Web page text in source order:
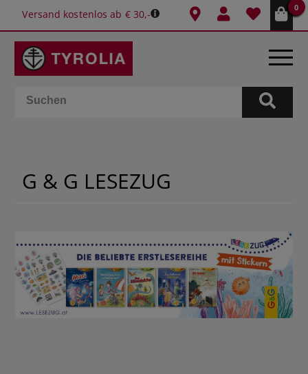
Versand kostenlos ab € 30,-
0
BÜCHER
SPIELE
GESCHENKIDEEN
SCHULE & BÜRO
G & G LESEZUG